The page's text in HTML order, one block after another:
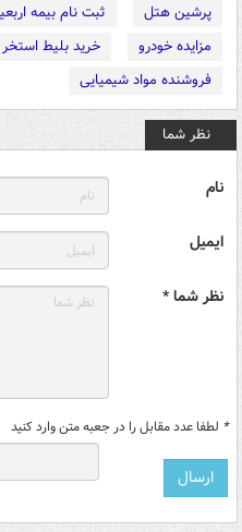
پرشین هتل
ثبت نام بیمه
مزایده خودرو
خرید بلیط استخر
فروشنده مواد شیمیایی
نظر شما
نام
ایمیل
نظر شما *
* لطفا عدد مقابل را در جعبه متن وارد کنید